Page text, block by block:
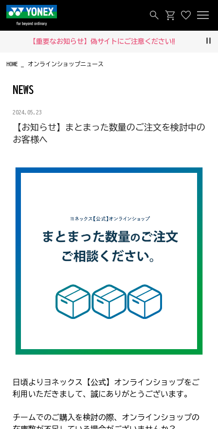
【重要なお知らせ】偽サイトにご注意ください‼
HOME オンラインショップニュース
NEWS
2024.05.23
【お知らせ】まとまった数量のご注文を検討中の
お客様へ
日頃よりヨネックス【公式】オンラインショップをご
利用いただきまして、誠にありがとうございます。
チームでのご購入を検討の際、オンラインショップの